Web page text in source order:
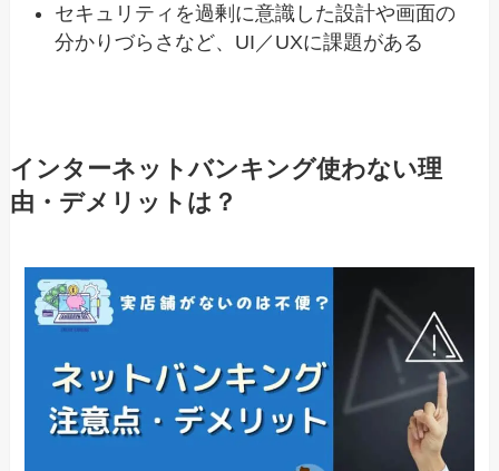
セキュリティを過剰に意識した設計や画面の
分かりづらさなど、UI／UXに課題がある
インターネットバンキング使わない理
由・デメリットは？